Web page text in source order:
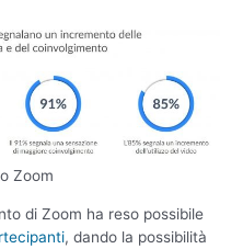
Zoom
di Zoom ha reso possibile
, dando la possibilità